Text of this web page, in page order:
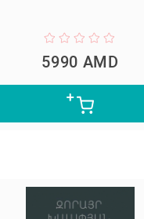
5990 AMD